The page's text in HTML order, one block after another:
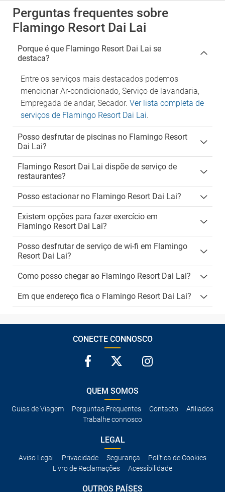
Perguntas frequentes sobre
Flamingo Resort Dai Lai
Porque é que Flamingo Resort Dai Lai se
destaca?
Entre os serviços mais destacados podemos
mencionar Ar-condicionado, Serviço de lavandaria,
Empregada de andar, Secador. Ver lista completa de
serviços de Flamingo Resort Dai Lai.
Posso desfrutar de piscinas no Flamingo Resort
Dai Lai?
Flamingo Resort Dai Lai dispõe de serviço de
restaurantes?
Posso estacionar no Flamingo Resort Dai Lai?
Existem opções para fazer exercício em
Flamingo Resort Dai Lai?
Posso desfrutar de serviço de wi-fi em Flamingo
Resort Dai Lai?
Como posso chegar ao Flamingo Resort Dai Lai?
Em que endereço fica o Flamingo Resort Dai Lai?
CONECTE CONNOSCO
QUEM SOMOS
Guias de Viagem Perguntas Frequentes Contacto
Afiliados
Trabalhe connosco
LEGAL
Aviso Legal Privacidade Segurança
Política de Cookies
Livro de Reclamações
Acessibilidade
OUTROS PAÍSES